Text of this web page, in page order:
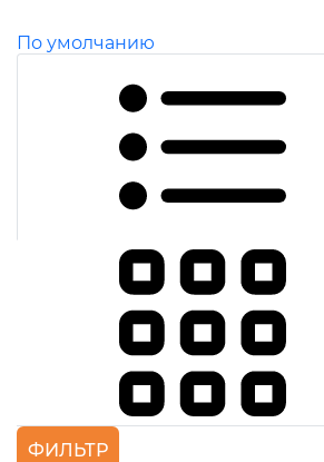
По умолчанию
ФИЛЬТР